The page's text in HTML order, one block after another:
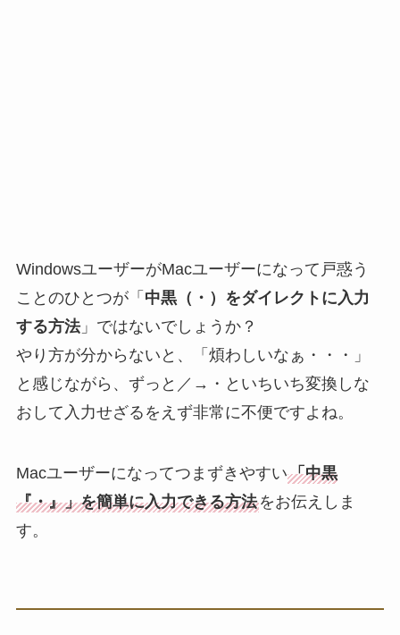
WindowsユーザーがMacユーザーになって戸惑う
ことのひとつが「 中黒（・）をダイレクトに入力
する方法」ではないでしょうか？
やり方が分からないと、「煩わしいなぁ・・・」
と感じながら、ずっと／→・といちいち変換しな
おして入力せざるをえず非常に不便ですよね。
Macユーザーになってつまずきやすい「中黒
『・』」を簡単に入力できる方法をお伝えしま
す。